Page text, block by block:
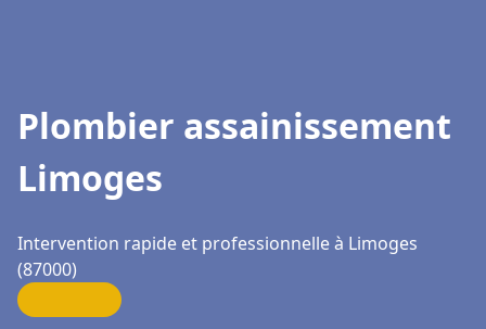
Plombier assainissement
Limoges
Intervention rapide et professionnelle à Limoges
(87000)